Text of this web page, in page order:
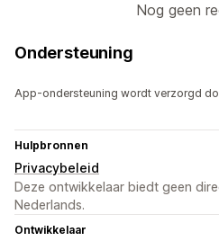
Nog geen
Ondersteuning
App-ondersteuning wordt verzorgd
Hulpbronnen
Privacybeleid
Deze ontwikkelaar biedt geen
Nederlands.
Ontwikkelaar